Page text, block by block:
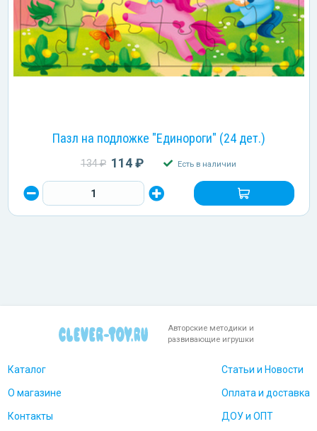
Пазл на подложке "Единороги" (24 дет.)
134 ₽ 114 ₽ Есть в наличии
Авторские методики и
развивающие игрушки
Каталог
О магазине
Контакты
Статьи и Новости
Оплата и доставка
ДОУ и ОПТ